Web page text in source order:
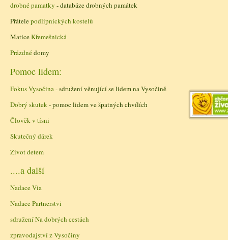
drobné pamatky - databáze drobných památek
Přátelepodlipnických kostelů
MaticeKřemešnická
Prázdné domy
Pomoc lidem:
Fokus Vysočina - sdružení věnující se lidem na Vysočině
Dobrý skutek - pomoc lidem ve špatných chvílích
Člověk v tísni
Skutečný dárek
Život detem
....a další
Nadace Via
Nadace Partnerstvi
sdružení Na dobrých cestách
zpravodajství z Vysočiny